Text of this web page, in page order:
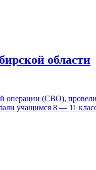
области
(СВО),
учащимся 8 — 11